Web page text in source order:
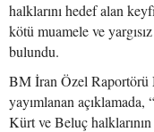
halklarını hedef alan
kötü muamele ve
bulundu.
BM İran Özel Raportörü
yayımlanan
Kürt ve Beluç